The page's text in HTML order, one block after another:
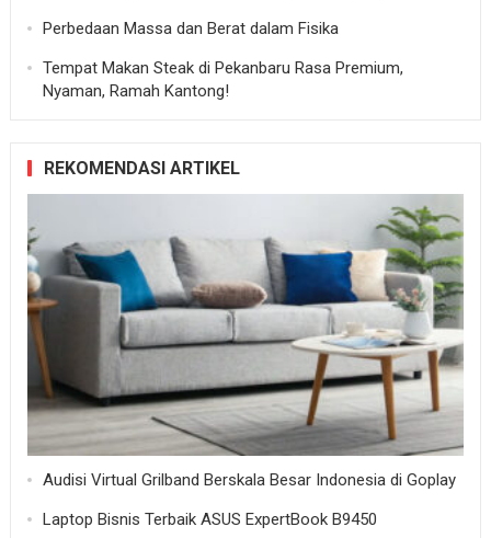
Perbedaan Massa dan Berat dalam Fisika
Tempat Makan Steak di Pekanbaru Rasa Premium,
Nyaman, Ramah Kantong!
REKOMENDASI ARTIKEL
Audisi Virtual Grilband Berskala Besar Indonesia di Goplay
Laptop Bisnis Terbaik ASUS ExpertBook B9450